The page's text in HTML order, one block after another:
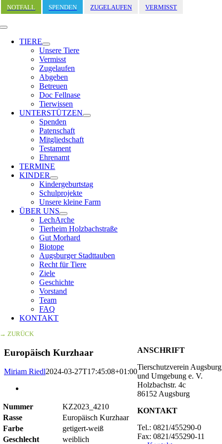
Zum
Inhalt
springen
NOTFALL SPENDEN ZUGELAUFEN VERMISST
Toggle
Navigation
TIERE
Unsere Tiere
Vermisst
Zugelaufen
Abgeben
Betreuen
Doc Fellnase
Tierwissen
UNTERSTÜTZEN
Spenden
Patenschaft
Mitgliedschaft
Testament
Ehrenamt
TERMINE
KINDER
Kindergeburtstag
Schulprojekte
Unsere kleine Farm
ÜBER UNS
LechArche
Tierheim Holzbachstraße
Gut Morhard
Biotope
Augsburger Stadttauben
Recht für Tiere
Ziele
Geschichte
Vorstand
Team
FAQ
KONTAKT
→ ZURÜCK
Europäisch Kurzhaar
Miriam Riedl2024-03-27T17:45:08+01:00
Bild
Nummer
KZ2023_4210
Rasse
Europäisch Kurzhaar
Farbe
getigert-weiß
Geschlecht
weiblich
ANSCHRIFT
Tierschutzverein Augsburg
und Umgebung e. V.
Holzbachstr. 4c
86152 Augsburg
KONTAKT
Tel.: 0821/455290-0
Fax: 0821/455290-11